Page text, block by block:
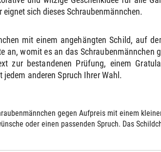
sich dieses Schraubenmännchen.
mit einem angehängten Schild, auf
an, womit es an das
zur bestandenen Prüfung, einem
anderen Spruch Ihrer Wahl.
gegen Aufpreis mit einem
oder einen passenden Spruch. Das